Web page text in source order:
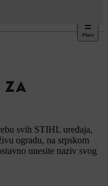
Meni
ZA
svih STIHL uređaja,
ogradu, na srpskom
unesite naziv svog